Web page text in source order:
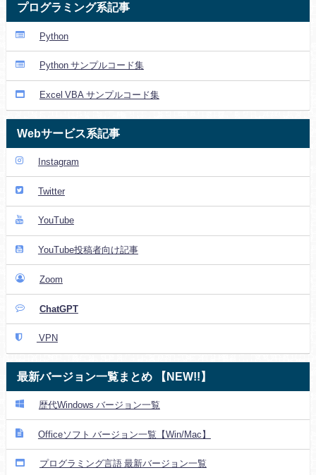
プログラミング系記事
Python
Python サンプルコード集
Excel VBA サンプルコード集
Webサービス系記事
Instagram
Twitter
YouTube
YouTube投稿者向け記事
Zoom
ChatGPT
VPN
最新バージョン一覧まとめ 【NEW!!】
歴代Windows バージョン一覧
Officeソフト バージョン一覧【Win/Mac】
プログラミング言語 最新バージョン一覧